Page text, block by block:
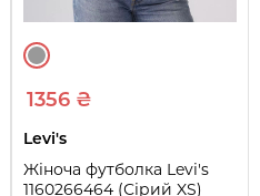
1356 ₴
Levi's
Жіноча футболка Levi's
1160266464 (Сірий XS)